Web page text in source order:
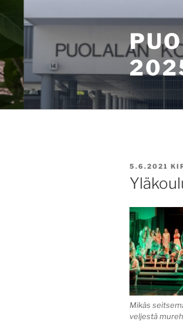
sisältöön
JULKAISTU
5.6.2021
Mikäs
veljestä